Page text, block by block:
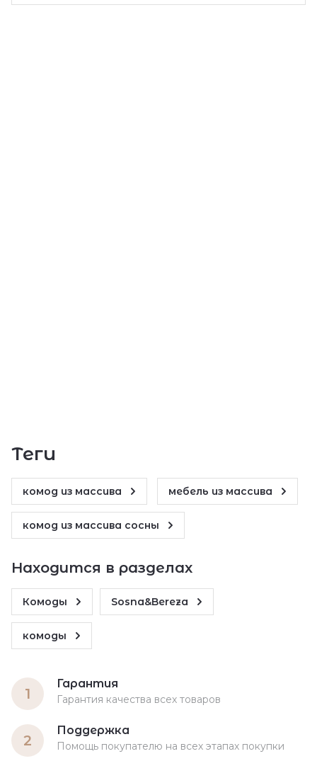
теги
комод из массива мебель из массива
комод из массива сосны
Находится в разделах
Комоды Sosna&Bereza
комоды
1
Гарантия
Гарантия качества всех товаров
2
Поддержка
Помощь покупателю на всех этапах покупки